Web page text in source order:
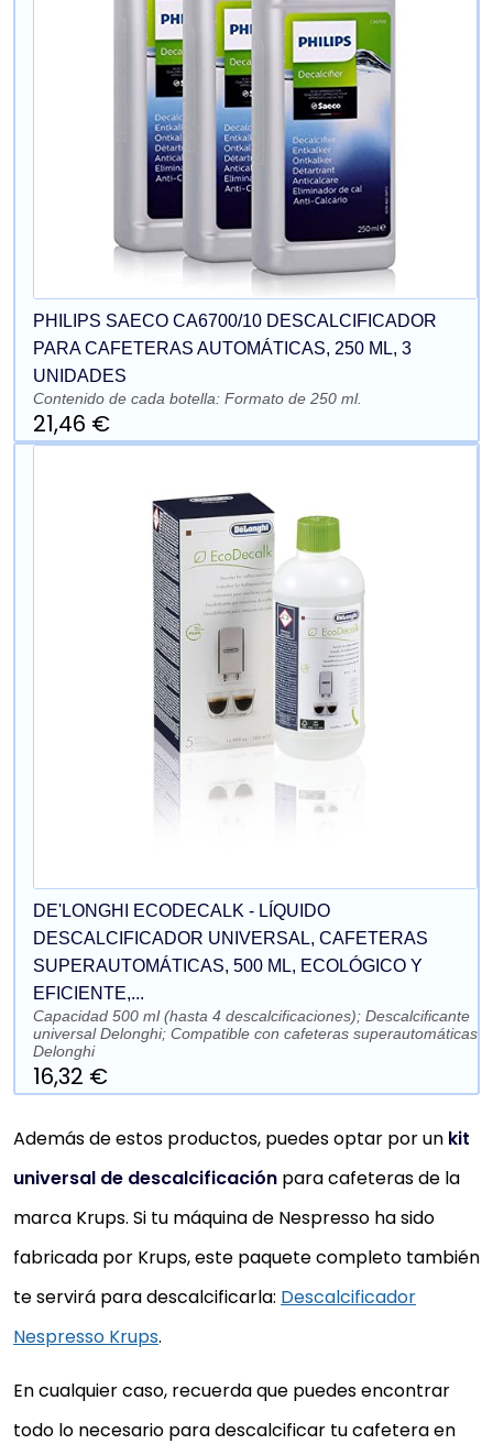
PHILIPS SAECO CA6700/10 DESCALCIFICADOR
PARA CAFETERAS AUTOMÁTICAS, 250 ML, 3
UNIDADES
Contenido de cada botella: Formato de 250 ml.
21,46 €
DE'LONGHI ECODECALK - LÍQUIDO
DESCALCIFICADOR UNIVERSAL, CAFETERAS
SUPERAUTOMÁTICAS, 500 ML, ECOLÓGICO Y
EFICIENTE,...
Capacidad 500 ml (hasta 4 descalcificaciones); Descalcificante
universal Delonghi; Compatible con cafeteras superautomáticas
Delonghi
16,32 €
Además de estos productos, puedes optar por un kit
universal de descalcificación para cafeteras de la
marca Krups. Si tu máquina de Nespresso ha sido
fabricada por Krups, este paquete completo también
te servirá para descalcificarla: Descalcificador
Nespresso Krups.
En cualquier caso, recuerda que puedes encontrar
todo lo necesario para descalcificar tu cafetera en